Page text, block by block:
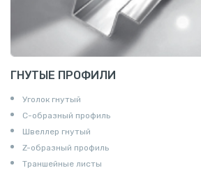
ГНУТЫЕ ПРОФИЛИ
Уголок гнутый
С-образный профиль
Швеллер гнутый
Z-образный профиль
Траншейные листы